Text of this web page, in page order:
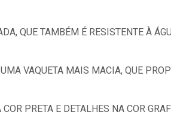
QUE TAMBÉM É RESISTENTE À
VAQUETA MAIS MACIA, QUE
PRETA E DETALHES NA COR